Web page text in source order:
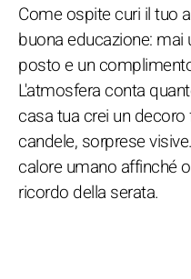
Come ospite curi il tuo
buona educazione: mai
posto e un
L'atmosfera conta
casa tua crei un
candele, sorprese
calore umano affinché
ricordo della serata.